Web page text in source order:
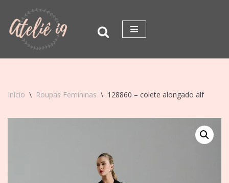
Pular
para
Início \ Roupas Femininas \ 128860 – colete alongado alf